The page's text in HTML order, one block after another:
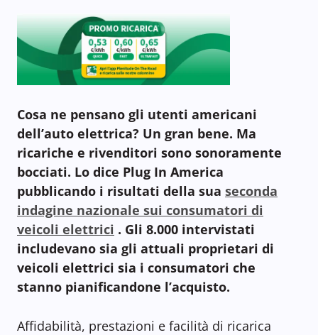
Cosa ne pensano gli utenti americani
dell’auto elettrica? Un gran bene. Ma
ricariche e rivenditori sono sonoramente
bocciati. Lo dice Plug In America
pubblicando i risultati della sua seconda
indagine nazionale sui consumatori di
veicoli elettrici . Gli 8.000 intervistati
includevano sia gli attuali proprietari di
veicoli elettrici sia i consumatori che
stanno pianificandone l’acquisto.
Affidabilità, prestazioni e facilità di ricarica